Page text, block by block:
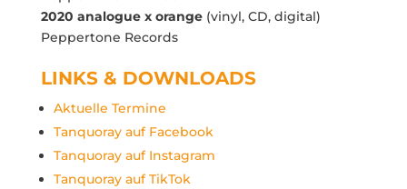
2020 analogue x orange(vinyl, CD, digital)
Peppertone Records
LINKS & DOWNLOADS
Aktuelle Termine
Tanquoray auf Facebook
Tanquoray auf Instagram
Tanquoray auf TikTok